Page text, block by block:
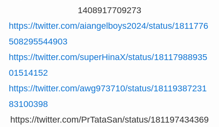
1408917709273
https://twitter.com/aiangelboys2024/status/1811776
508295544903
https://twitter.com/superHinaX/status/18117988935
01514152
https://twitter.com/awg973710/status/18119387231
83100398
https://twitter.com/PrTataSan/status/181197434369